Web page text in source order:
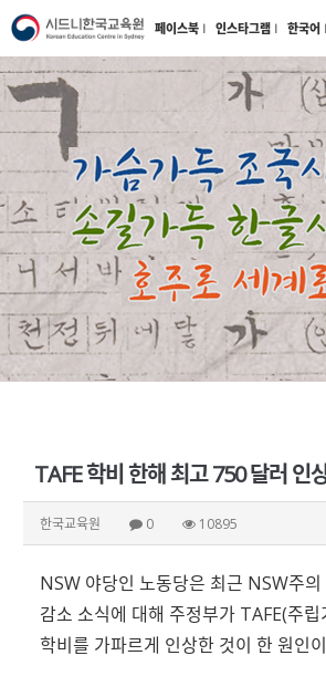
페이스북 l 인스타그램 l 한국어 l
TAFE 학비 한해 최고 750 달러 인
한국교육원 0 10895
NSW 야당인 노동당은 최근 NSW주
감소 소식에 대해 주정부가 TAFE(주
학비를 가파르게 인상한 것이 한 원인